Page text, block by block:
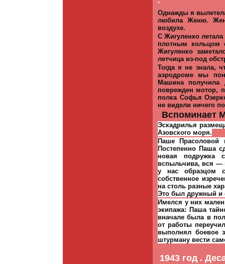
"
Однажды я
любила Женю.
воздухе.
С Жигуленко
плотным кольцом
Жигуленко
летчица из-под
Тогда я не знала,
аэродроме мы
Машина получила
поврежден мотор,
полка Софья
не видели ничего
Вспоминает
Эскадрилья
Азовского моря.
Паше Прасоловой
Постепенно Паша
новая подружка
вспыльчива, вся —
у нас образцом
собственное
на столь разные
Это был дружный и
Имелся у них
экипажа: Паша
вначале была в
от работы
выполнял боевое
штурману вести
1943 год .